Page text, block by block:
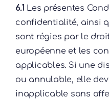
6.1 Les présentes
confidentialité, ainsi
sont régies par le
européenne et les
applicables. Si une
ou annulable, elle
inapplicable sans